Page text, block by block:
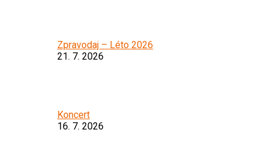
Zpravodaj – Léto 2026
21. 7. 2026
Koncert
16. 7. 2026